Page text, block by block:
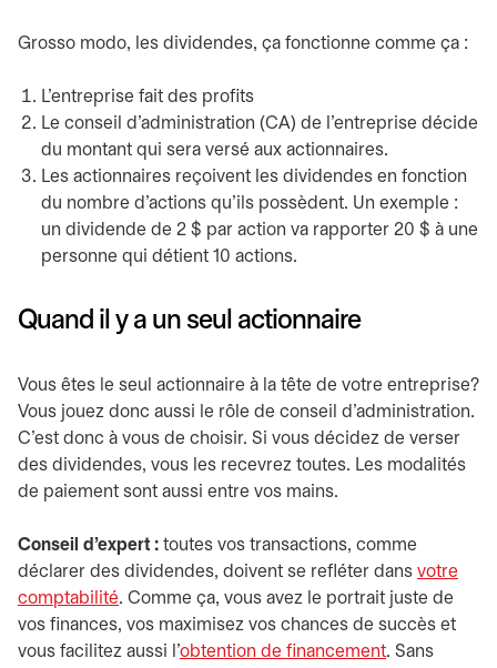
Grosso modo, les dividendes, ça fonctionne comme ça :
L’entreprise fait des profits
Le conseil d’administration (CA) de l’entreprise décide
du montant qui sera versé aux actionnaires.
Les actionnaires reçoivent les dividendes en fonction
du nombre d’actions qu’ils possèdent. Un exemple :
un dividende de 2 $ par action va rapporter 20 $ à une
personne qui détient 10 actions.
Quand il y a un seul actionnaire
Vous êtes le seul actionnaire à la tête de votre entreprise?
Vous jouez donc aussi le rôle de conseil d’administration.
C’est donc à vous de choisir. Si vous décidez de verser
des dividendes, vous les recevrez toutes. Les modalités
de paiement sont aussi entre vos mains.
Conseil d’expert : toutes vos transactions, comme
déclarer des dividendes, doivent se refléter dans votre
comptabilité. Comme ça, vous avez le portrait juste de
vos finances, vos maximisez vos chances de succès et
vous facilitez aussi l’obtention de financement. Sans